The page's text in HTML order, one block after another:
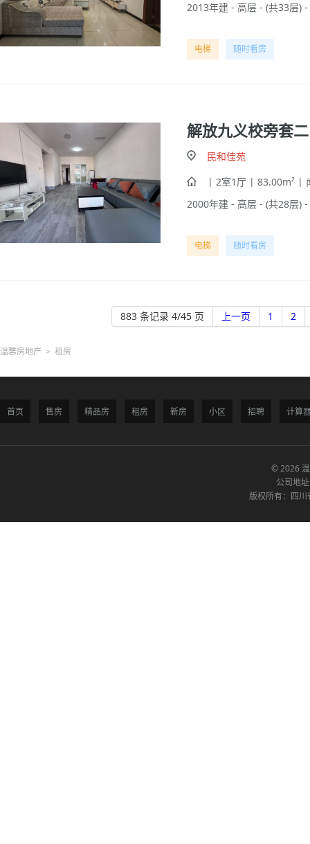
2013年建 - 高层 - (共33层)
电梯 随时看房
解放九义校旁套
民和佳苑
| 2室1厅 | 83.00m² |
2000年建 - 高层 - (共28层)
电梯 随时看房
883 条记录 4/45 页 上一页 1 2
温馨房地产 > 租房
首页 售房 精品房 租房 新房 小区 招聘 计算
© 2026
公司地
版权所有：四